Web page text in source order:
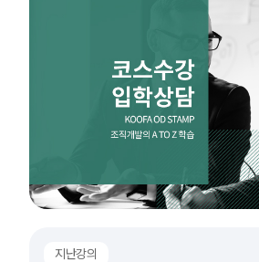
지난강의